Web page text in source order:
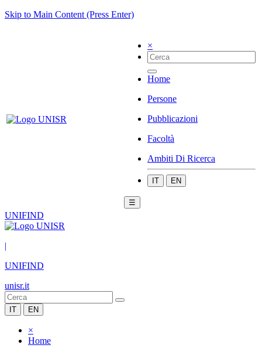
Skip to Main Content (Press Enter)
×
Home
Persone
Pubblicazioni
Facoltà
Ambiti Di Ricerca
IT EN
☰
UNIFIND
|
UNIFIND
unisr.it
IT EN
×
Home